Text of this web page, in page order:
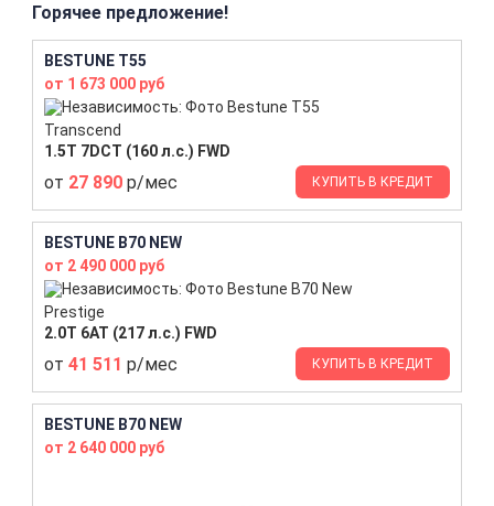
Горячее предложение!
BESTUNE T55
от 1 673 000 руб
Transcend
1.5T 7DCT (160 л.с.) FWD
от 27 890 р/мес КУПИТЬ В КРЕДИТ
BESTUNE B70 NEW
от 2 490 000 руб
Prestige
2.0T 6AT (217 л.с.) FWD
от 41 511 р/мес КУПИТЬ В КРЕДИТ
BESTUNE B70 NEW
от 2 640 000 руб